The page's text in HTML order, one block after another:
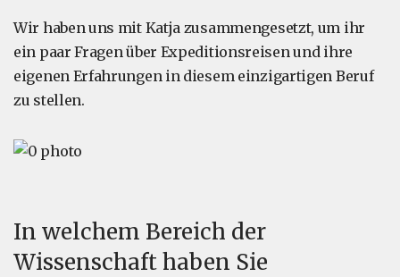
Wir haben uns mit Katja zusammengesetzt, um ihr
ein paar Fragen über Expeditionsreisen und ihre
eigenen Erfahrungen in diesem einzigartigen Beruf
zu stellen.
In welchem Bereich der
Wissenschaft haben Sie